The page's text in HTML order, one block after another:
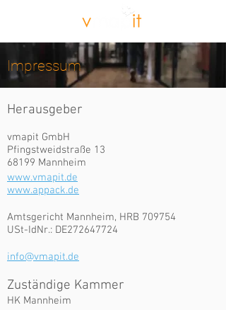
Impressum
Herausgeber
vmapit GmbH
Pfingstweidstraße 13
68199 Mannheim
www.vmapit.de
www.appack.de
Amtsgericht Mannheim, HRB 709754
USt-IdNr.: DE272647724
info@vmapit.de
Zuständige Kammer
HK Mannheim